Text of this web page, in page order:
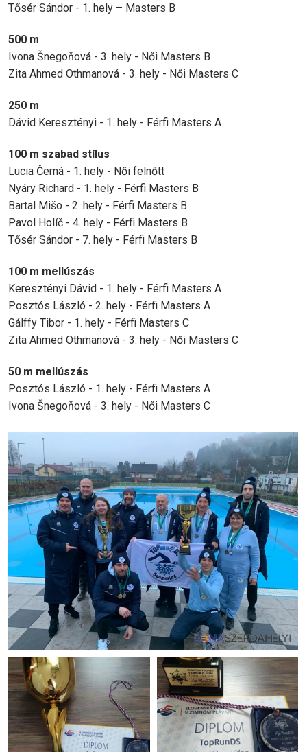
Tősér Sándor - 1. hely – Masters B
500 m
Ivona Šnegoňová - 3. hely - Női Masters B
Zita Ahmed Othmanová - 3. hely - Női Masters C
250 m
Dávid Keresztényi - 1. hely - Férfi Masters A
100 m szabad stílus
Lucia Černá - 1. hely - Női felnőtt
Nyáry Richard - 1. hely - Férfi Masters B
Bartal Mišo - 2. hely - Férfi Masters B
Pavol Holíč - 4. hely - Férfi Masters B
Tősér Sándor - 7. hely - Férfi Masters B
100 m mellúszás
Keresztényi Dávid - 1. hely - Férfi Masters A
Posztós László - 2. hely - Férfi Masters A
Gálffy Tibor - 1. hely - Férfi Masters C
Zita Ahmed Othmanová - 3. hely - Női Masters C
50 m mellúszás
Posztós László - 1. hely - Férfi Masters A
Ivona Šnegoňová - 3. hely - Női Masters C